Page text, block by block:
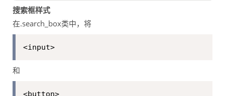
搜索框样式
在.search_box类中，将
<input>
和
<button>